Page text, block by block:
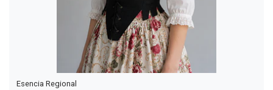
Esencia Regional